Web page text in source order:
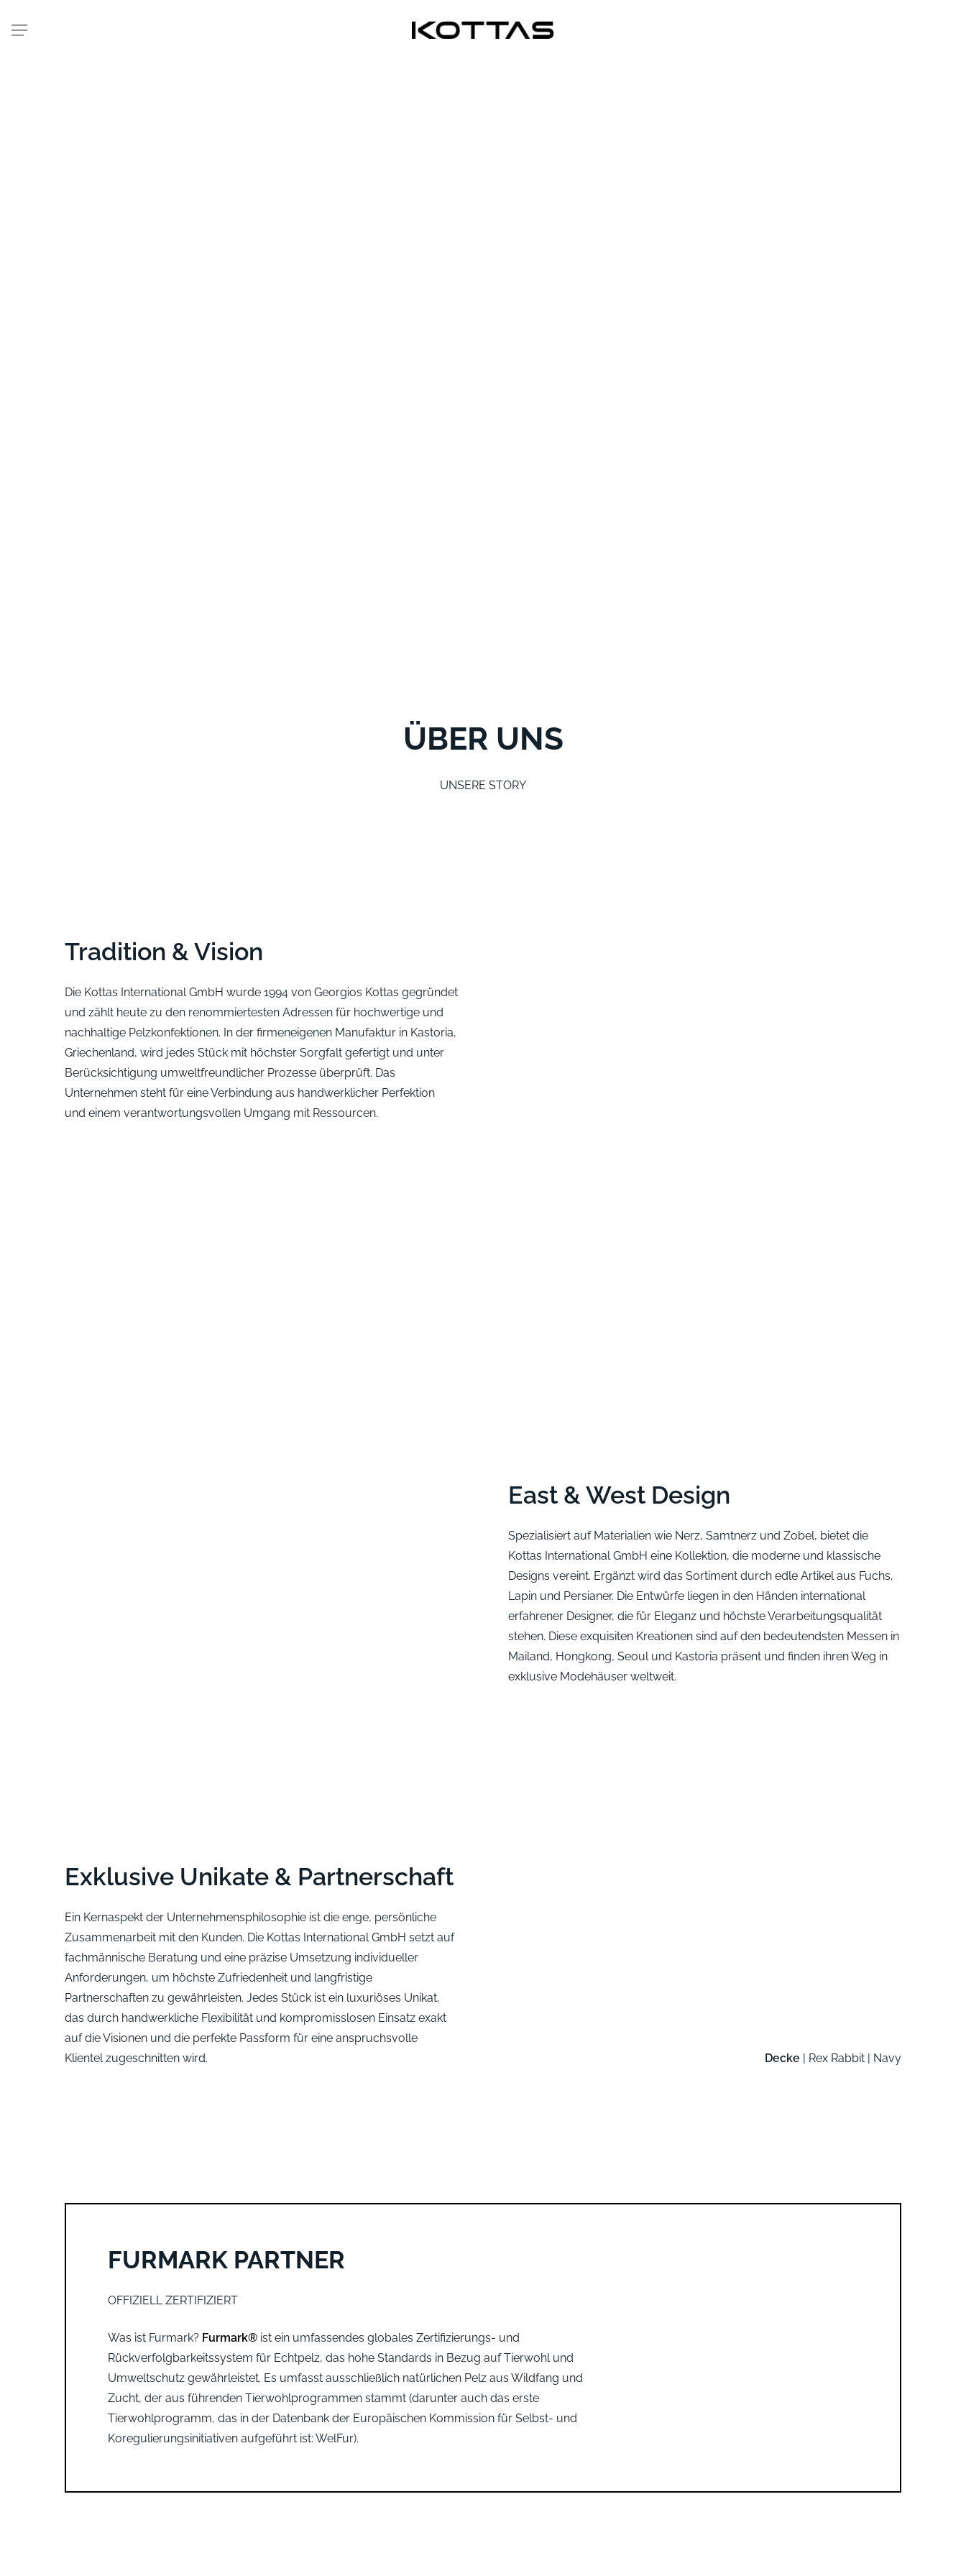
Menu
ÜBER UNS
UNSERE STORY
Tradition & Vision
Die Kottas International GmbH wurde 1994 von Georgios Kottas gegründet
und zählt heute zu den renommiertesten Adressen für hochwertige und
nachhaltige Pelzkonfektionen. In der firmeneigenen Manufaktur in Kastoria,
Griechenland, wird jedes Stück mit höchster Sorgfalt gefertigt und unter
Berücksichtigung umweltfreundlicher Prozesse überprüft. Das
Unternehmen steht für eine Verbindung aus handwerklicher Perfektion
und einem verantwortungsvollen Umgang mit Ressourcen.
East & West Design
Spezialisiert auf Materialien wie Nerz, Samtnerz und Zobel, bietet die
Kottas International GmbH eine Kollektion, die moderne und klassische
Designs vereint. Ergänzt wird das Sortiment durch edle Artikel aus Fuchs,
Lapin und Persianer. Die Entwürfe liegen in den Händen international
erfahrener Designer, die für Eleganz und höchste Verarbeitungsqualität
stehen. Diese exquisiten Kreationen sind auf den bedeutendsten Messen in
Mailand, Hongkong, Seoul und Kastoria präsent und finden ihren Weg in
exklusive Modehäuser weltweit.
Exklusive Unikate & Partnerschaft
Ein Kernaspekt der Unternehmensphilosophie ist die enge, persönliche
Zusammenarbeit mit den Kunden. Die Kottas International GmbH setzt auf
fachmännische Beratung und eine präzise Umsetzung individueller
Anforderungen, um höchste Zufriedenheit und langfristige
Partnerschaften zu gewährleisten. Jedes Stück ist ein luxuriöses Unikat,
das durch handwerkliche Flexibilität und kompromisslosen Einsatz exakt
auf die Visionen und die perfekte Passform für eine anspruchsvolle
Klientel zugeschnitten wird.
Decke | Rex Rabbit | Navy
FURMARK PARTNER
OFFIZIELL ZERTIFIZIERT
Was ist Furmark? Furmark® ist ein umfassendes globales Zertifizierungs- und
Rückverfolgbarkeitssystem für Echtpelz, das hohe Standards in Bezug auf Tierwohl und
Umweltschutz gewährleistet. Es umfasst ausschließlich natürlichen Pelz aus Wildfang und
Zucht, der aus führenden Tierwohlprogrammen stammt (darunter auch das erste
Tierwohlprogramm, das in der Datenbank der Europäischen Kommission für Selbst- und
Koregulierungsinitiativen aufgeführt ist: WelFur).